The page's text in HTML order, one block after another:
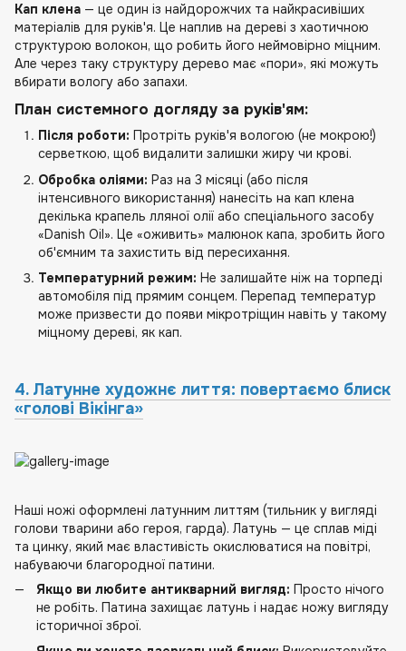
Кап клена — це один із найдорожчих та найкрасивіших
матеріалів для руків'я. Це наплив на дереві з хаотичною
структурою волокон, що робить його неймовірно міцним.
Але через таку структуру дерево має «пори», які можуть
вбирати вологу або запахи.
План системного догляду за руків'ям:
Після роботи: Протріть руків'я вологою (не мокрою!)
серветкою, щоб видалити залишки жиру чи крові.
Обробка оліями: Раз на 3 місяці (або після
інтенсивного використання) нанесіть на кап клена
декілька крапель лляної олії або спеціального засобу
«Danish Oil». Це «оживить» малюнок капа, зробить його
об'ємним та захистить від пересихання.
Температурний режим: Не залишайте ніж на торпеді
автомобіля під прямим сонцем. Перепад температур
може призвести до появи мікротріщин навіть у такому
міцному дереві, як кап.
4. Латунне художнє лиття: повертаємо блиск
«голові Вікінга»
Наші ножі оформлені латунним литтям (тильник у вигляді
голови тварини або героя, гарда). Латунь — це сплав міді
та цинку, який має властивість окислюватися на повітрі,
набуваючи благородної патини.
Якщо ви любите антикварний вигляд: Просто нічого
не робіть. Патина захищає латунь і надає ножу вигляду
історичної зброї.